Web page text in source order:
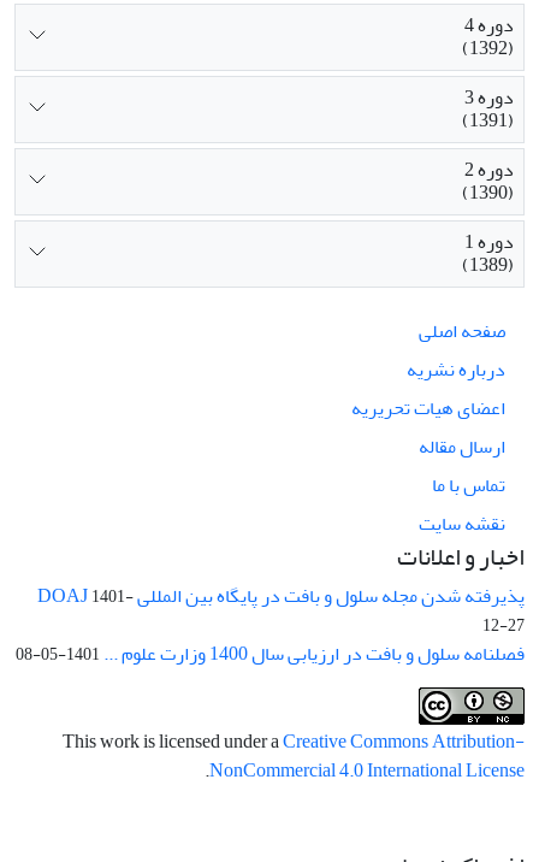
دوره 4
(1392)
دوره 3
(1391)
دوره 2
(1390)
دوره 1
(1389)
صفحه اصلی
درباره نشریه
اعضای هیات تحریریه
ارسال مقاله
تماس با ما
نقشه سایت
اخبار و اعلانات
پذیرفته شدن مجله سلول و بافت در پایگاه بین المللی DOAJ1401-
12-27
فصلنامه سلول و بافت در ارزیابی سال 1400 وزارت علوم ... 1401-05-08
This work is licensed under aCreative Commons Attribution-
NonCommercial 4.0 International License
.